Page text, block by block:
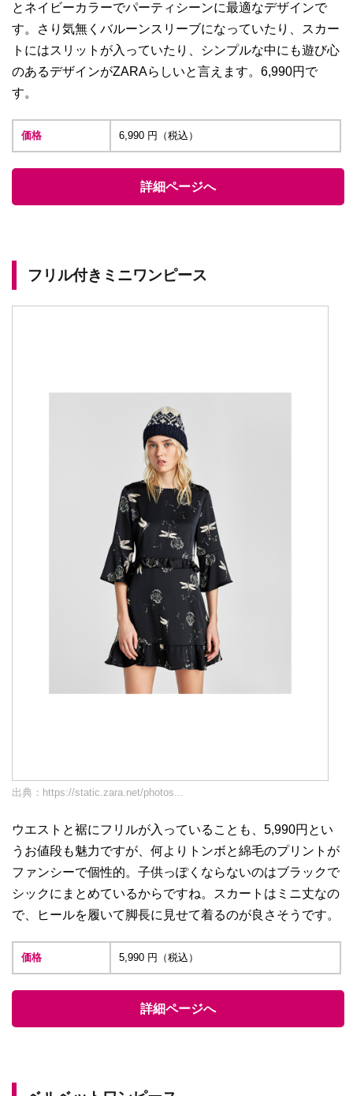
とネイビーカラーでパーティシーンに最適なデザインで
す。さり気無くバルーンスリーブになっていたり、スカー
トにはスリットが入っていたり、シンプルな中にも遊び心
のあるデザインがZARAらしいと言えます。6,990円で
す。
価格 6,990 円（税込）
詳細ページへ
フリル付きミニワンピース
出典： https://static.zara.net/photos...
ウエストと裾にフリルが入っていることも、5,990円とい
うお値段も魅力ですが、何よりトンボと綿毛のプリントが
ファンシーで個性的。子供っぽくならないのはブラックで
シックにまとめているからですね。スカートはミニ丈なの
で、ヒールを履いて脚長に見せて着るのが良さそうです。
価格 5,990 円（税込）
詳細ページへ